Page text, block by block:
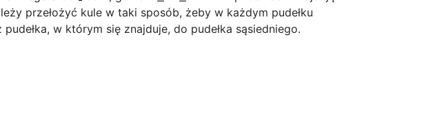
przełożyć kule w taki sposób, żeby w każdym pudełku
w którym się znajduje, do pudełka sąsiedniego.